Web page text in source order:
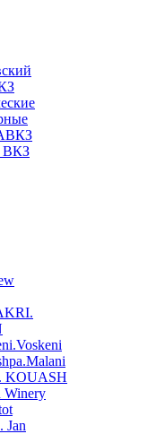
ВКЗ
KOUASH
Winery
Jan